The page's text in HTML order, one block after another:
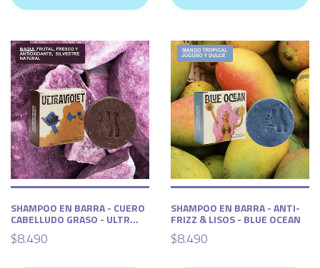
SHAMPOO EN BARRA - CUERO
CABELLUDO GRASO - ULTR...
$8.490
SHAMPOO EN BARRA - ANTI-
FRIZZ & LISOS - BLUE OCEAN
$8.490